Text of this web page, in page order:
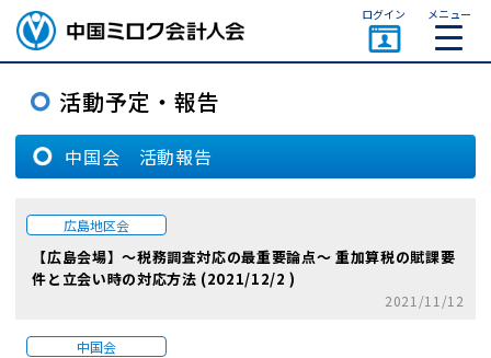
ログイン メニュー
中国会 活動報告
広島地区会
【広島会場】～税務調査対応の最重要論点～ 重加算税の賦課要
件と立会い時の対応方法 (2021/12/2 )
2021/11/12
中国会